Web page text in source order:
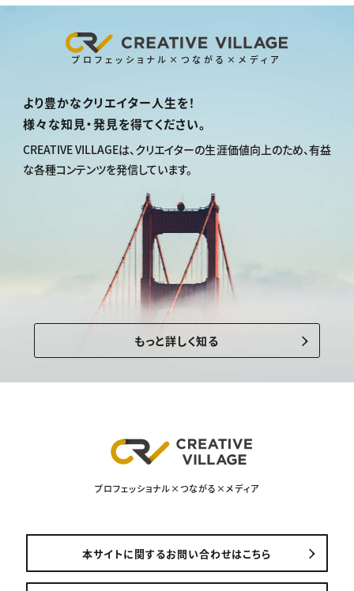
プロフェッショナル×つながる×メディア
より豊かなクリエイター人生を！
様々な知見・発見を得てください。
CREATIVE VILLAGEは、クリエイターの生涯価値向上のため、有益
な各種コンテンツを発信しています。
もっと詳しく知る
プロフェッショナル×つながる×メディア
本サイトに関するお問い合わせはこちら